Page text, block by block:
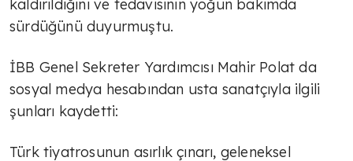
kaldırıldığını ve tedavisinin yoğun bakımda
sürdüğünü duyurmuştu.
İBB Genel Sekreter Yardımcısı Mahir Polat da
sosyal medya hesabından usta sanatçıyla ilgili
şunları kaydetti:
Türk tiyatrosunun asırlık çınarı, geleneksel